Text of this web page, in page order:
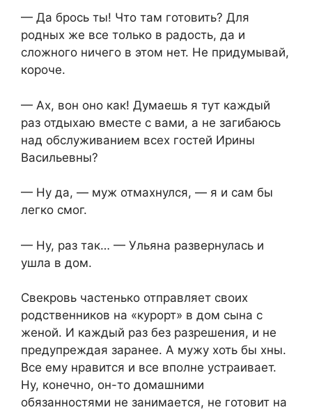
— Да брось ты! Что там готовить? Для
родных же все только в радость, да и
сложного ничего в этом нет. Не придумывай,
короче.
— Ах, вон оно как! Думаешь я тут каждый
раз отдыхаю вместе с вами, а не загибаюсь
над обслуживанием всех гостей Ирины
Васильевны?
— Ну да, — муж отмахнулся, — я и сам бы
легко смог.
— Ну, раз так… — Ульяна развернулась и
ушла в дом.
Свекровь частенько отправляет своих
родственников на «курорт» в дом сына с
женой. И каждый раз без разрешения, и не
предупреждая заранее. А мужу хоть бы хны.
Все ему нравится и все вполне устраивает.
Ну, конечно, он-то домашними
обязанностями не занимается, не готовит на